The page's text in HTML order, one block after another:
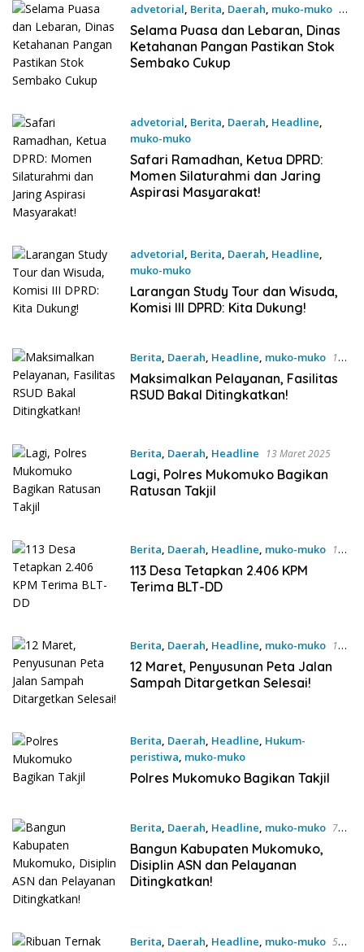
advetorial, Berita, Daerah, muko-muko 22
Maret 2025
Selama Puasa dan Lebaran, Dinas
Ketahanan Pangan Pastikan Stok
Sembako Cukup
advetorial, Berita, Daerah, Headline,
muko-muko
17 Maret 2025
Safari Ramadhan, Ketua DPRD:
Momen Silaturahmi dan Jaring
Aspirasi Masyarakat!
advetorial, Berita, Daerah, Headline,
muko-muko
17 Maret 2025
Larangan Study Tour dan Wisuda,
Komisi III DPRD: Kita Dukung!
Berita, Daerah, Headline, muko-muko
13
Maret 2025
Maksimalkan Pelayanan, Fasilitas
RSUD Bakal Ditingkatkan!
Berita, Daerah, Headline 13 Maret 2025
Lagi, Polres Mukomuko Bagikan
Ratusan Takjil
Berita, Daerah, Headline, muko-muko
10
Maret 2025
113 Desa Tetapkan 2.406 KPM
Terima BLT-DD
Berita, Daerah, Headline, muko-muko
10
Maret 2025
12 Maret, Penyusunan Peta Jalan
Sampah Ditargetkan Selesai!
Berita, Daerah, Headline, Hukum-
peristiwa, muko-muko
8 Maret 2025
Polres Mukomuko Bagikan Takjil
Berita, Daerah, Headline, muko-muko 7
Maret 2025
Bangun Kabupaten Mukomuko,
Disiplin ASN dan Pelayanan
Ditingkatkan!
Berita, Daerah, Headline, muko-muko 5